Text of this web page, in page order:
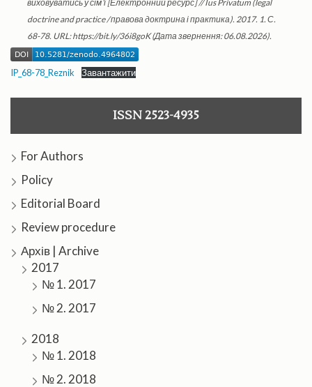
виховуватись у сім’ї [Електронний ресурс] // Ius Privatum (legal
doctrine and practice / правова доктрина і практика). 2017. 1. С.
68-78. URL: https://bit.ly/36i8goK (Дата звернення: 06.08.2026).
IP_68-78_Reznik Завантажити
ISSN 2523-4935
For Authors
Policy
Editorial Board
Review procedure
Архів | Archive
2017
№ 1. 2017
№ 2. 2017
2018
№ 1. 2018
№ 2. 2018